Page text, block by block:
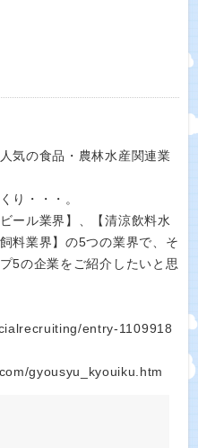
気の食品・農林水産関連業
り・・・。
ール業界】、【清涼飲料水
料業界】の5つの業界で、そ
5の企業をご紹介したいと思
entry-1109918
gyousyu_kyouiku.htm